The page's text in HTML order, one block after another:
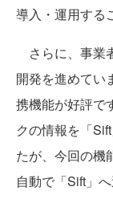
導入・運用する
さらに、事業
開発を進めてい
携機能が好評で
クの情報を「
たが、今回の機
自動で「Sift」